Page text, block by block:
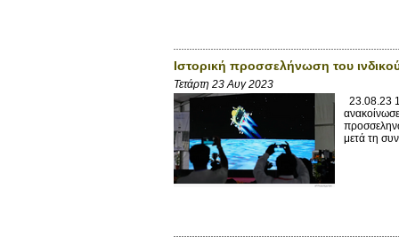
Ιστορική προσσελήνωση του
Τετάρτη 23 Αυγ 2023
23.08.23
μετά τη